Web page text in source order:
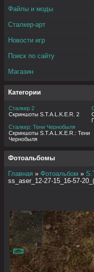
Файлы и моды
Сталкер-арт
Новости игр
Поиск по сайту
Магазин
Категории
Сталкер 2
Скриншоты S.T.A.L.K.E.R. 2
Сталкер: Тени Чернобыля
Скриншоты S.T.A.L.K.E.R.: Тени
Чернобыля
Фотоальбомы
Главная » Фотоальбом »
ss_aser_12-27-15_16-57-